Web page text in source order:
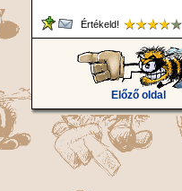
Értékeld!
Előző oldal